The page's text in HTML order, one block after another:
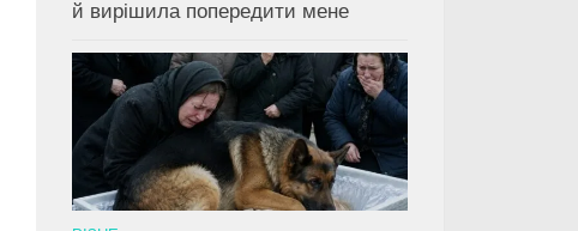
й вирішила попередити мене